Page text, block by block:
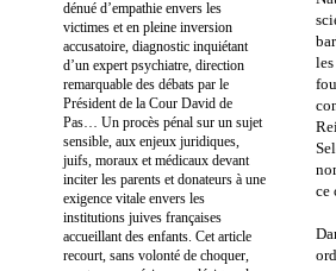
ce
dénué d’empathie envers les
victimes et en pleine inversion
accusatoire, diagnostic inquiétant
d’un expert psychiatre, direction
remarquable des débats par le
Président de la Cour David de
Pas… Un procès pénal sur un sujet
sensible, aux enjeux juridiques,
juifs, moraux et médicaux devant
inciter les parents et donateurs à une
exigence vitale envers les
institutions juives françaises
accueillant des enfants. Cet article
recourt, sans volonté de choquer,